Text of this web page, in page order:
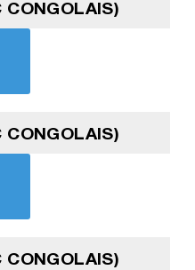
CONGOLAIS)
CONGOLAIS)
CONGOLAIS)